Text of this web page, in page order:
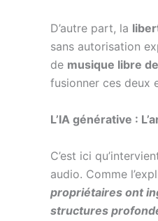
D’autre part, la
sans autorisation
de musique libre
fusionner ces deux
L’IA générative :
C’est ici
audio. Comme
propriétaires ont
structures